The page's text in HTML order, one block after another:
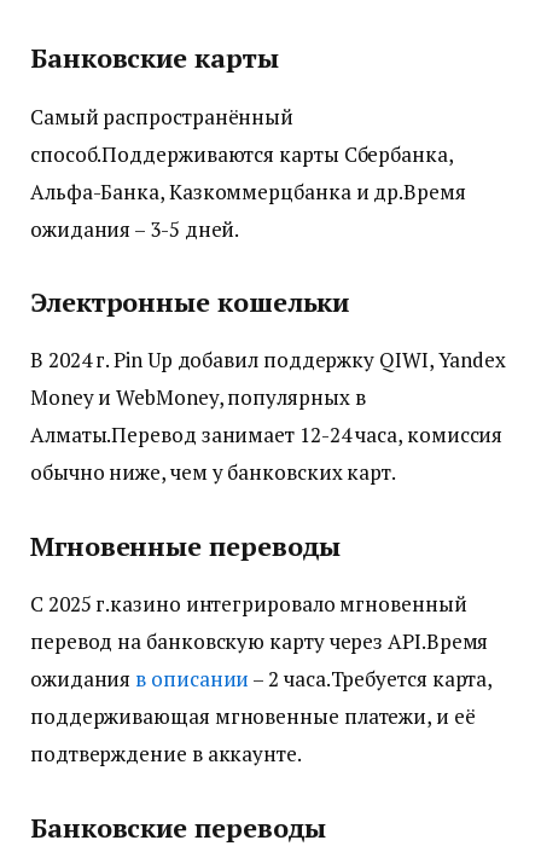
Банковские карты
Самый распространённый
способ.Поддерживаются карты Сбербанка,
Альфа-Банка, Казкоммерцбанка и др.Время
ожидания – 3-5 дней.
Электронные кошельки
В 2024 г. Pin Up добавил поддержку QIWI, Yandex
Money и WebMoney, популярных в
Алматы.Перевод занимает 12-24 часа, комиссия
обычно ниже, чем у банковских карт.
Мгновенные переводы
С 2025 г.казино интегрировало мгновенный
перевод на банковскую карту через API.Время
ожидания в описании – 2 часа.Требуется карта,
поддерживающая мгновенные платежи, и её
подтверждение в аккаунте.
Банковские переводы